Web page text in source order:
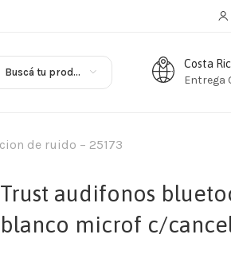
Buscá tu producto en
Costa
Entrega
de ruido – 25173
Trust audifonos
blanco microf c/